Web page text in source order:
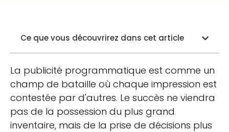
Ce que vous découvrirez dans cet article
La publicité programmatique est comme un
champ de bataille où chaque impression est
contestée par d'autres. Le succès ne viendra
pas de la possession du plus grand
inventaire, mais de la prise de décisions plus